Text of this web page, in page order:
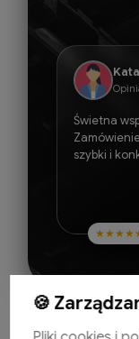
Świetna
szybki i
★★★★
🍪